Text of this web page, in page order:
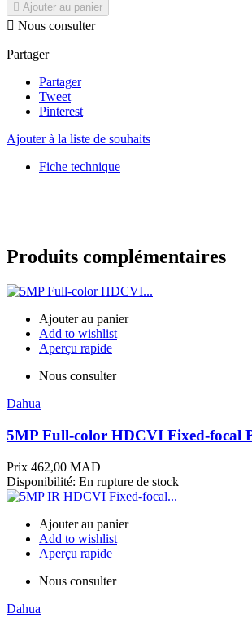
 Ajouter au panier
 Nous consulter
Partager
Partager
Tweet
Pinterest
Ajouter à la liste de souhaits
Fiche technique
Produits complémentaires
Ajouter au panier
Add to wishlist
Aperçu rapide
Nous consulter
Dahua
5MP Full-color HDCVI Fixed-focal
Prix 462,00 MAD
Disponibilité: En rupture de stock
Ajouter au panier
Add to wishlist
Aperçu rapide
Nous consulter
Dahua